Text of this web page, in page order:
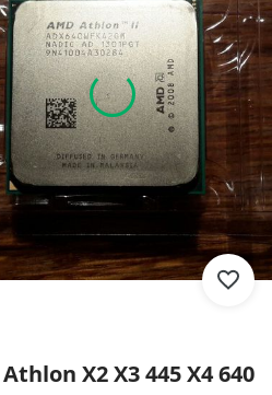
X2 X3 445 X4 640